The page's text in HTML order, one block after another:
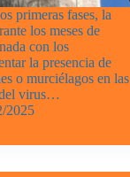
primeras fases, la
los meses de
con los
la presencia de
o murciélagos en las
del virus…
2025